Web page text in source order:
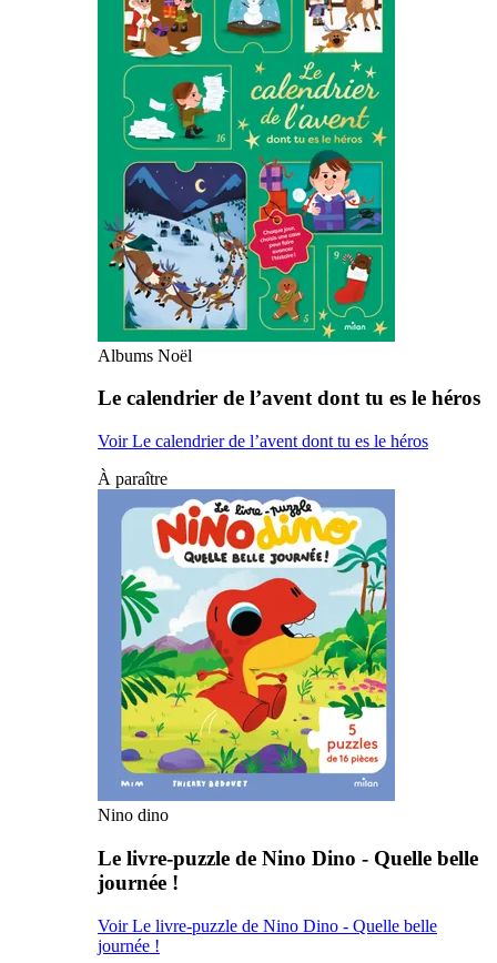
Albums Noël
Le calendrier de l’avent dont tu es le héros
Voir Le calendrier de l’avent dont tu es le héros
À paraître
Nino dino
Le livre-puzzle de Nino Dino - Quelle belle
journée !
Voir Le livre-puzzle de Nino Dino - Quelle belle
journée !